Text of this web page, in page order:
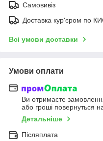
Самовивіз
Доставка кур'єром по
Всі умови доставки
Умови оплати
Ви отримаєте
або гроші повернуться
Детальніше
Післяплата